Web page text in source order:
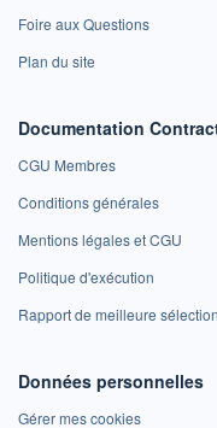
Foire aux Questions
Plan du site
Documentation
CGU Membres
Conditions générales
Mentions légales et CGU
Politique d'exécution
Rapport de meilleure
Données personnelles
Gérer mes cookies